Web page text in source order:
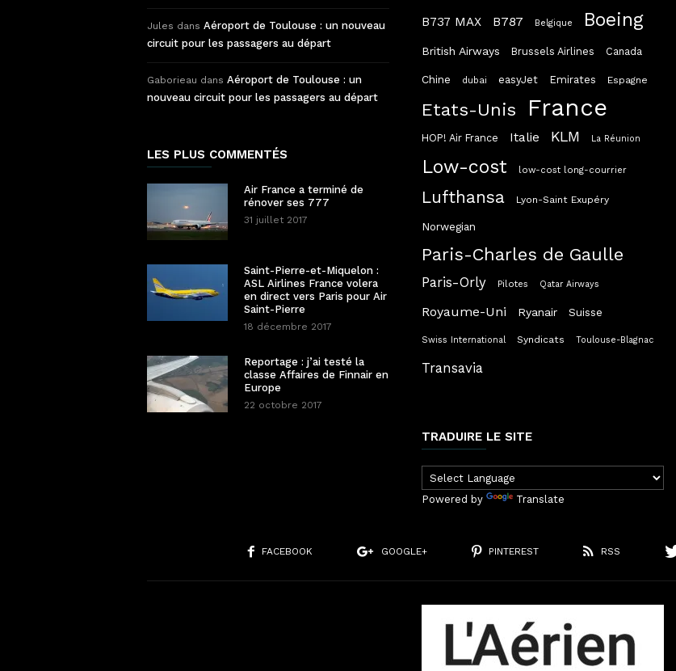
Jules dans Aéroport de Toulouse : un nouveau
circuit pour les passagers au départ
Gaborieau dans Aéroport de Toulouse : un
nouveau circuit pour les passagers au départ
LES PLUS COMMENTÉS
Air France a terminé de
rénover ses 777
31 juillet 2017
Saint-Pierre-et-Miquelon :
ASL Airlines France volera
en direct vers Paris pour Air
Saint-Pierre
18 décembre 2017
Reportage : j’ai testé la
classe Affaires de Finnair en
Europe
22 octobre 2017
B737 MAX B787 Belgique Boeing
British Airways Brussels Airlines Canada
Chine dubai easyJet Emirates Espagne
Etats-Unis France
HOP! Air France Italie KLM La Réunion
Low-cost low-cost long-courrier
Lufthansa Lyon-Saint Exupéry
Norwegian
Paris-Charles de Gaulle
Paris-Orly Pilotes Qatar Airways
Royaume-Uni Ryanair Suisse
Swiss International Syndicats Toulouse-Blagnac
Transavia
TRADUIRE LE SITE
Powered by Translate
FACEBOOK GOOGLE+ PINTEREST RSS